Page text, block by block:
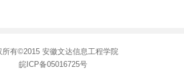
所有©2015 安徽文达信息工程学院
皖ICP备05016725号